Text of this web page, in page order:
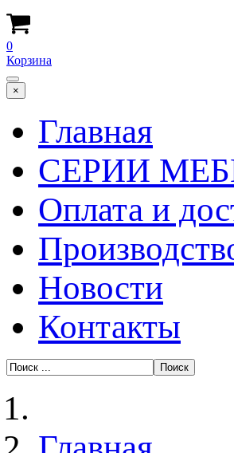
0
Корзина
×
Главная
СЕРИИ
Оплата и
Новости
Контакты